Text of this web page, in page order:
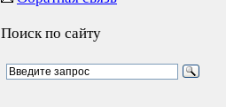
Поиск по сайту